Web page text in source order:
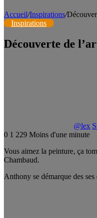
Accueil/Inspirations/
Inspirations
Découverte de
@lex
0 1 229 Moins d'une minute
Vous aimez la peinture, ça
Chambaud.
Anthony se démarque des